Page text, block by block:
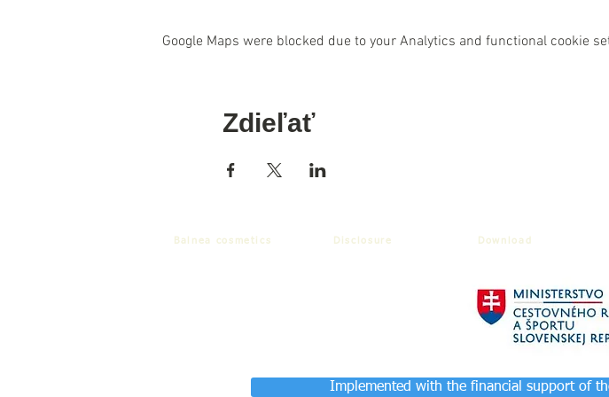
Google Maps were blocked due to your Analytics and functional cookie
Zdieľať
Balnea cosmetics Disclosure Download
Implemented with the financial support of